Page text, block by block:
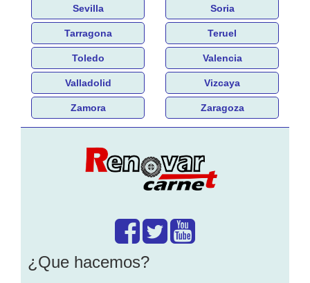
Sevilla Soria
Tarragona Teruel
Toledo Valencia
Valladolid Vizcaya
Zamora Zaragoza
¿Que hacemos?